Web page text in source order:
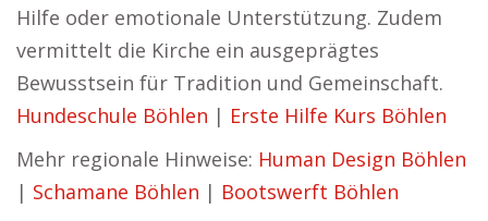
Hilfe oder emotionale Unterstützung. Zudem
vermittelt die Kirche ein ausgeprägtes
Bewusstsein für Tradition und Gemeinschaft.
Hundeschule Böhlen | Erste Hilfe Kurs Böhlen
Mehr regionale Hinweise: Human Design Böhlen
| Schamane Böhlen | Bootswerft Böhlen